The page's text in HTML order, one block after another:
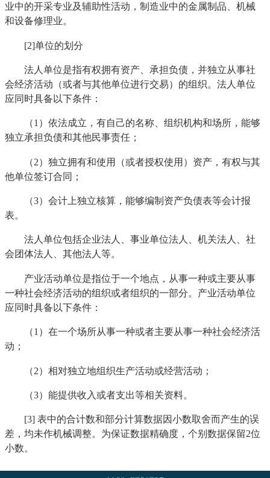
业中的开采专业及辅助性活动，制造业中的金属制品、机械
和设备修理业。
[2]单位的划分
法人单位是指有权拥有资产、承担负债，并独立从事社
会经济活动（或者与其他单位进行交易）的组织。法人单位
应同时具备以下条件：
（1）依法成立，有自己的名称、组织机构和场所，能够
独立承担负债和其他民事责任；
（2）独立拥有和使用（或者授权使用）资产，有权与其
他单位签订合同；
（3）会计上独立核算，能够编制资产负债表等会计报
表。
法人单位包括企业法人、事业单位法人、机关法人、社
会团体法人、其他法人等。
产业活动单位是指位于一个地点，从事一种或主要从事
一种社会经济活动的组织或者组织的一部分。产业活动单位
应同时具备以下条件：
（1）在一个场所从事一种或者主要从事一种社会经济活
动；
（2）相对独立地组织生产活动或经营活动；
（3）能提供收入或者支出等相关资料。
[3] 表中的合计数和部分计算数据因小数取舍而产生的误
差，均未作机械调整。为保证数据精确度，个别数据保留2位
小数。